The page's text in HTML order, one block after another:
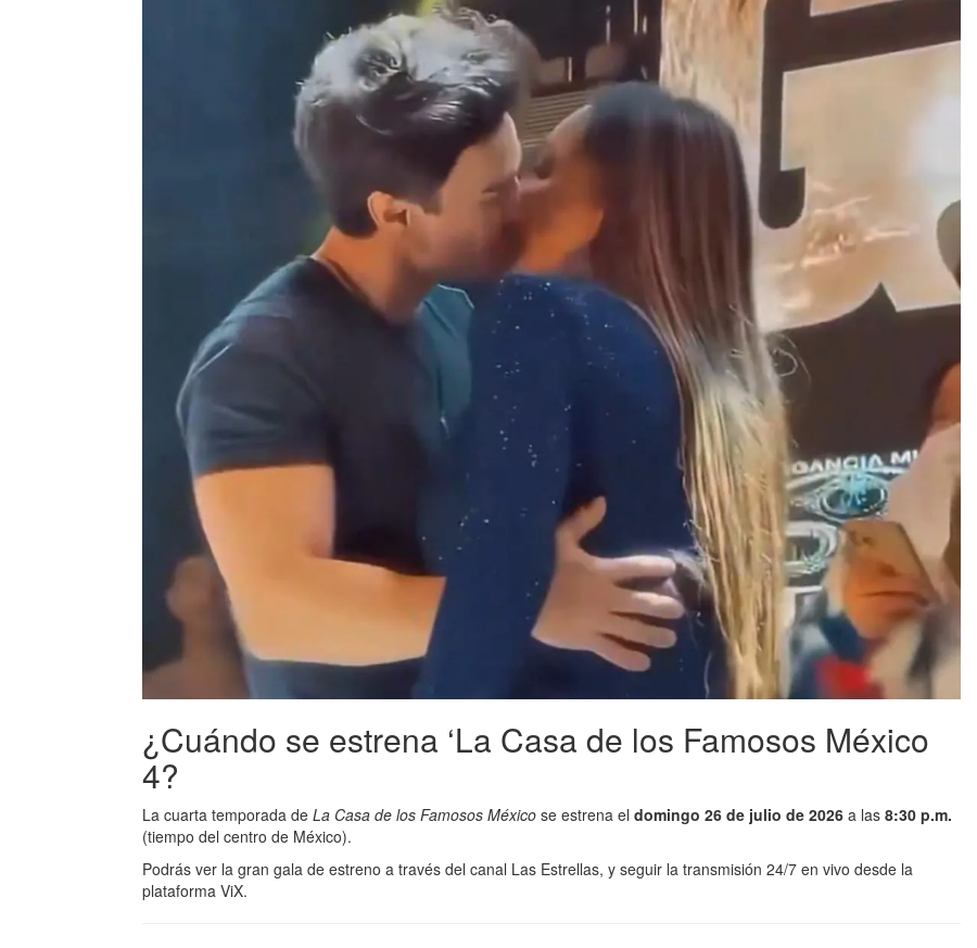
¿Cuándo se estrena ‘La Casa de los Famosos México
4?
La cuarta temporada de La Casa de los Famosos México se estrena el domingo 26 de julio de 2026 a las 8:30 p.m.
(tiempo del centro de México).
Podrás ver la gran gala de estreno a través del canal Las Estrellas, y seguir la transmisión 24/7 en vivo desde la
plataforma ViX.